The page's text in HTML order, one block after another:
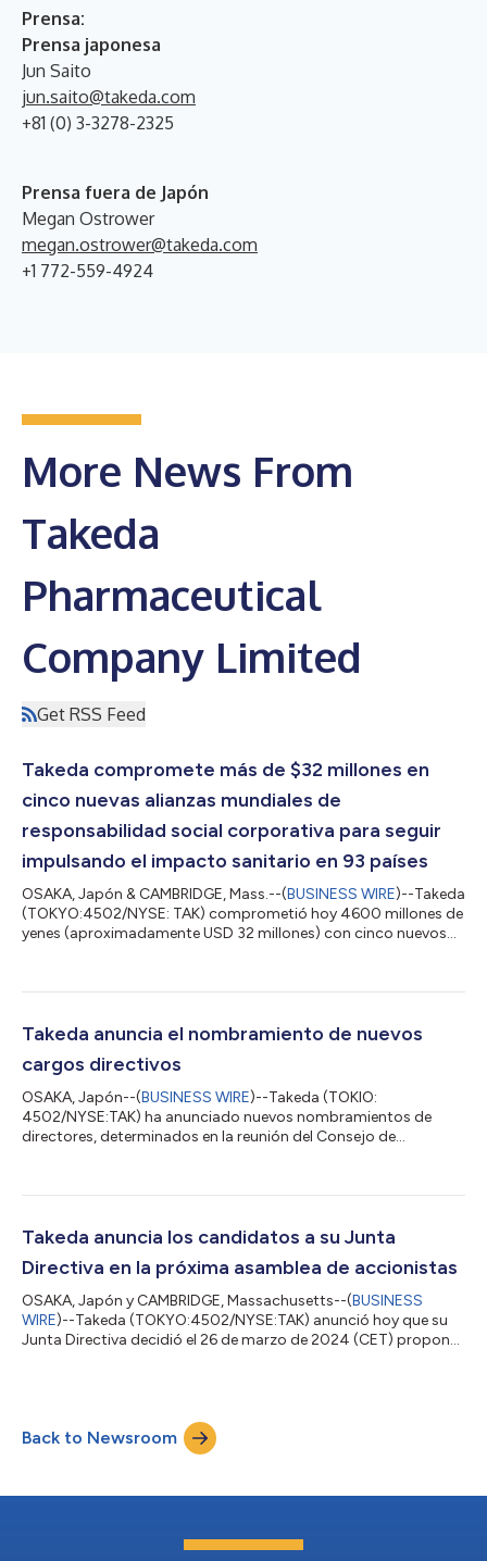
Prensa:
Prensa japonesa
Jun Saito
jun.saito@takeda.com
+81 (0) 3-3278-2325
Prensa fuera de Japón
Megan Ostrower
megan.ostrower@takeda.com
+1 772-559-4924
More News From
Takeda
Pharmaceutical
Company Limited
Get RSS Feed
Takeda compromete más de $32 millones en
cinco nuevas alianzas mundiales de
responsabilidad social corporativa para seguir
impulsando el impacto sanitario en 93 países
OSAKA, Japón & CAMBRIDGE, Mass.--(BUSINESS WIRE)--Takeda
(TOKYO:4502/NYSE: TAK) comprometió hoy 4600 millones de
yenes (aproximadamente USD 32 millones) con cinco nuevos
mejorar la resistencia de los sistemas sanitarios en países de
demuestra el interés de Takeda por abordar las disparidades
Takeda anuncia el nombramiento de nuevos
cargos directivos
OSAKA, Japón--(BUSINESS WIRE)--Takeda (TOKIO:
4502/NYSE:TAK) ha anunciado nuevos nombramientos de
directores, determinados en la reunión del Consejo de
celebrada en Osaka en el día de la fecha. El Consejo de
como directores externos de un total de 14 miembros, lo que
Takeda anuncia los candidatos a su Junta
Directiva en la próxima asamblea de accionistas
OSAKA, Japón y CAMBRIDGE, Massachusetts--(BUSINESS
WIRE)--Takeda (TOKYO:4502/NYSE:TAK) anunció hoy que su
Junta Directiva decidió el 26 de marzo de 2024 (CET) proponer
Pharma Business Unit (JPBU), sucederá al Sr. Constantine
Saroukos como director de Finanzas (chief financial officer,
Back to Newsroom